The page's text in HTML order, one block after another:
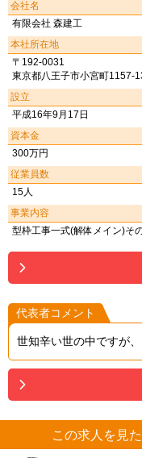
会社名
有限会社 森建工
本社所在地
〒192-0031
東京都八王子市小宮町1157-
設立
平成16年9月17日
資本金
300万円
従業員数
15人
事業内容
型枠工事一式(解体メイン)そ
代表者コメント
世知辛い世の中ですが
この求人を見